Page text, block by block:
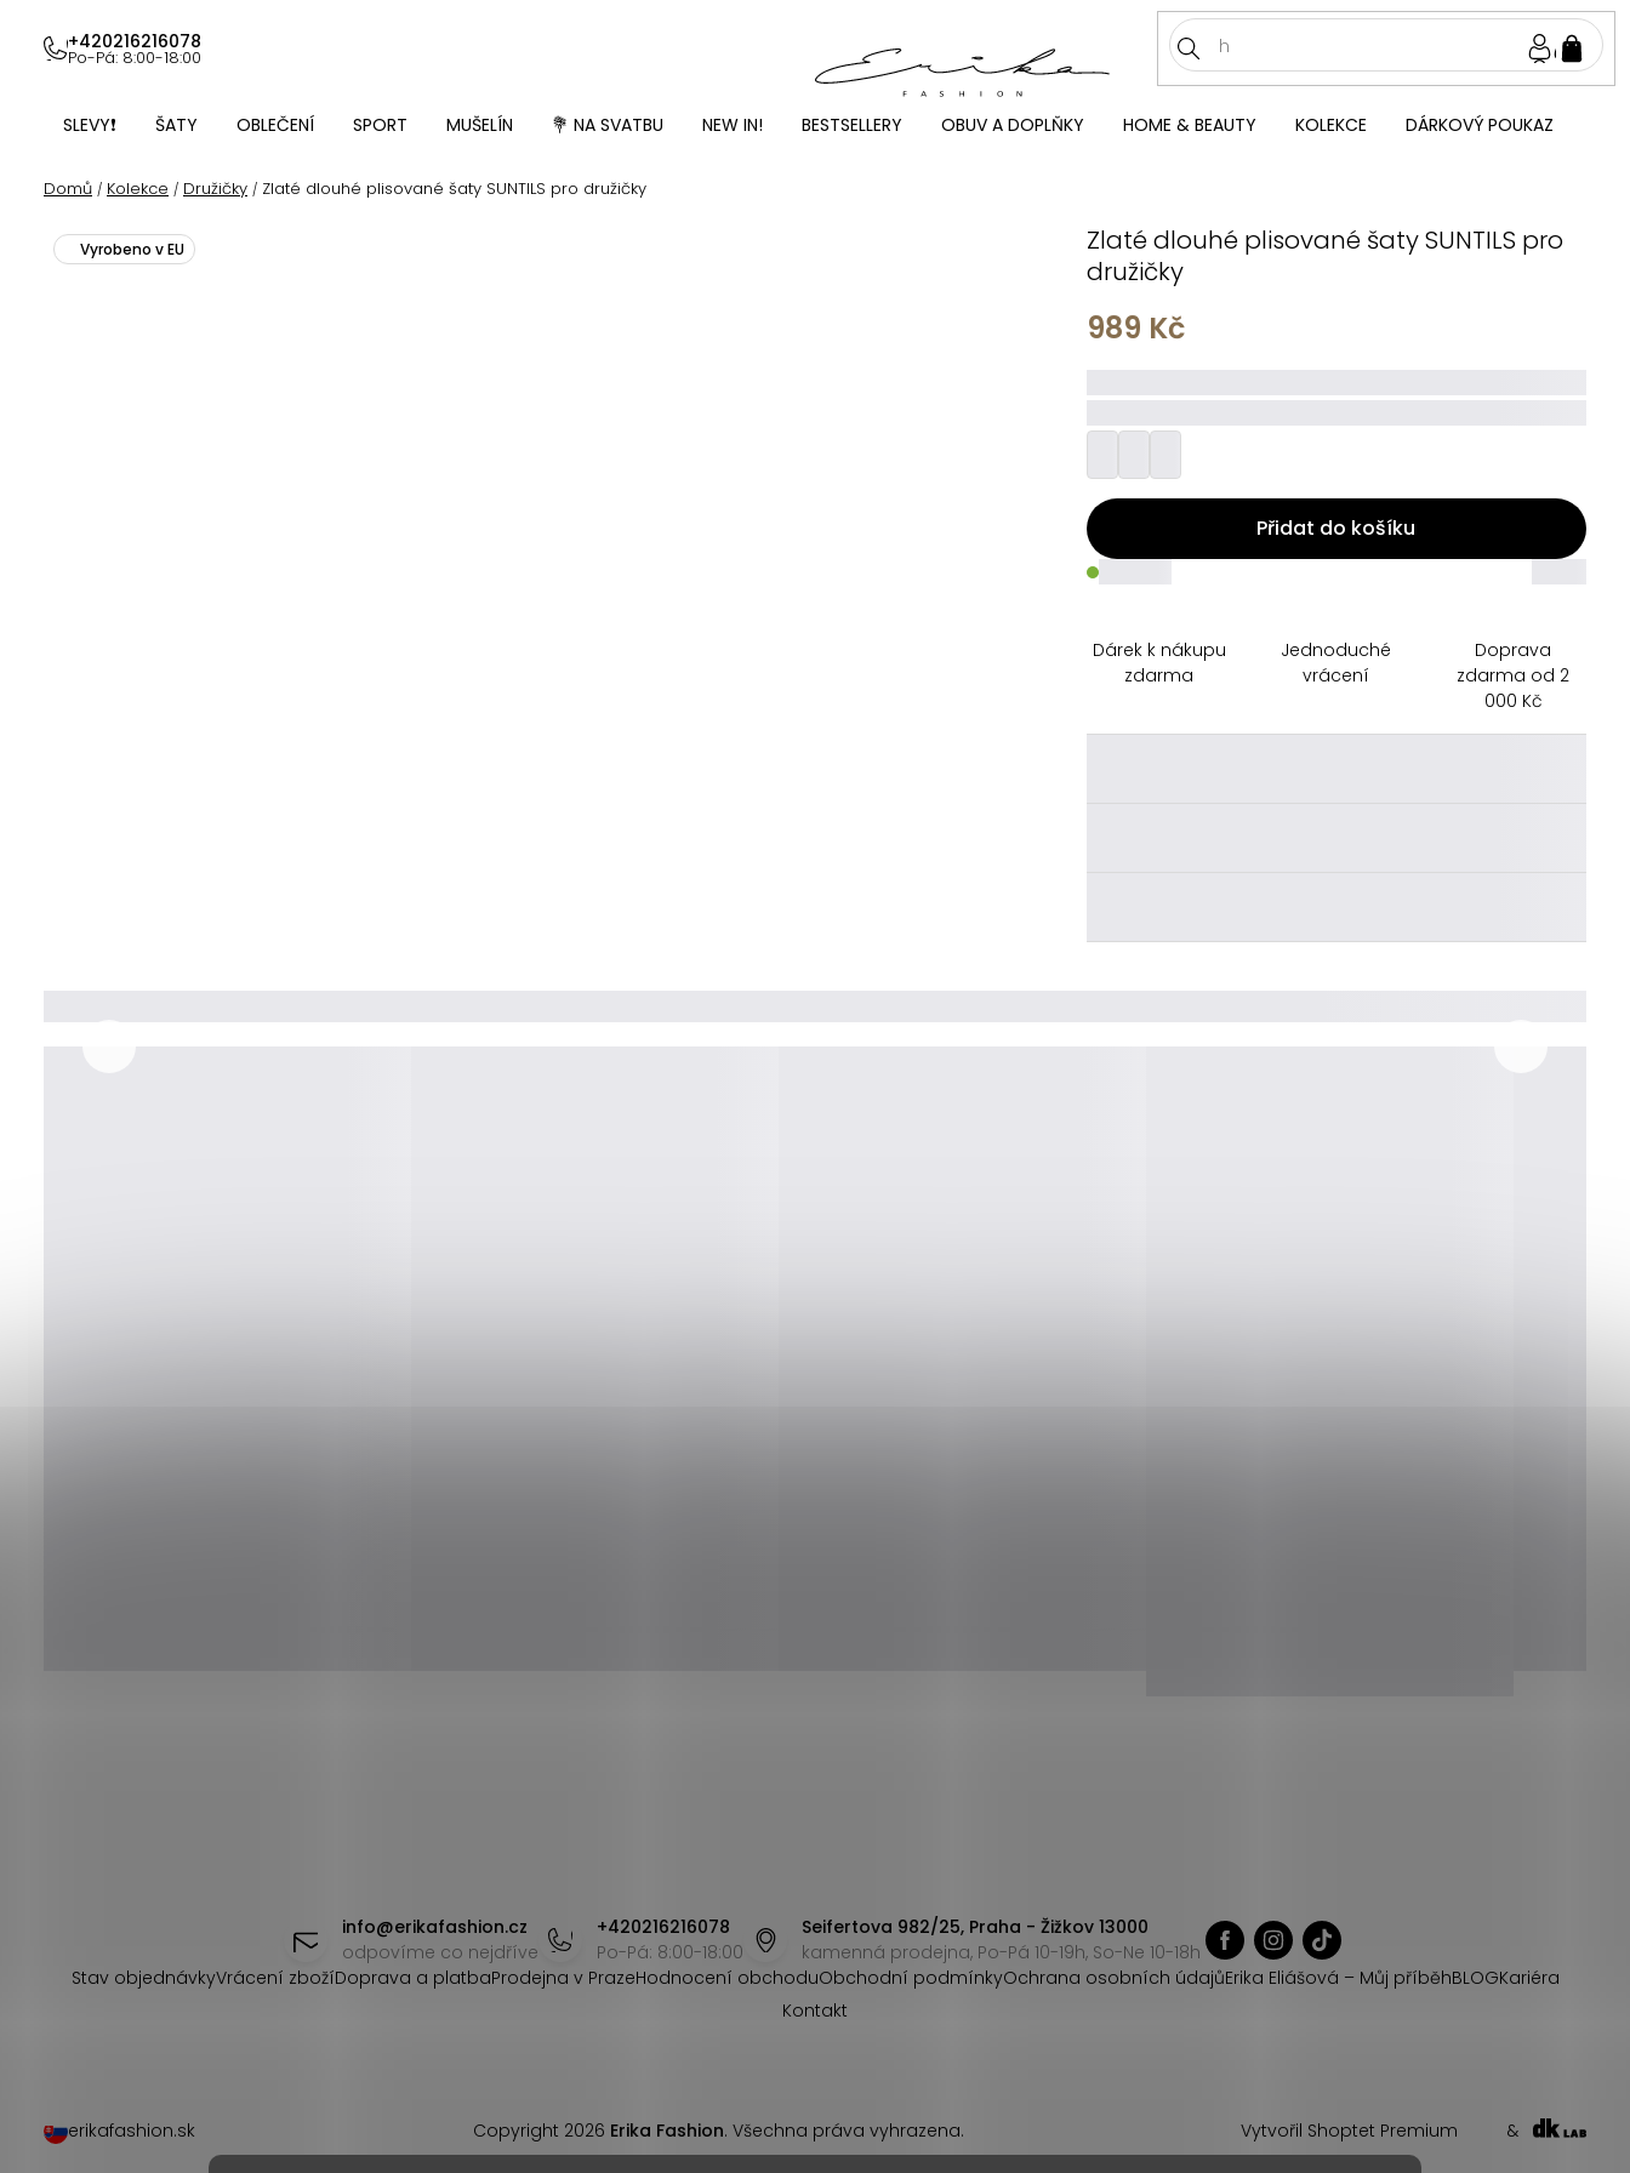
obsah
+420216216078
Po-Pá: 8:00-18:00
SLEVY❗ ŠATY OBLEČENÍ SPORT MUŠELÍN 💐 NA SVATBU NEW IN! BESTSELLERY OBUV A DOPLŇKY HOME & BEAUTY KOLEKCE DÁRKOVÝ POUKAZ
Domů / Kolekce / Družičky / Zlaté dlouhé plisované šaty SUNTILS pro družičky
Zlaté dlouhé plisované šaty SUNTILS pro
družičky
Vyrobeno v EU
989 Kč
Přidat do košíku
_____
Dárek k nákupu
zdarma
Jednoduché
vrácení
Doprava
zdarma od 2
000 Kč
info@erikafashion.cz
odpovíme co nejdříve
+420216216078
Po-Pá: 8:00-18:00
Seifertova 982/25, Praha - Žižkov 13000
kamenná prodejna, Po-Pá 10-19h, So-Ne 10-18h
Stav objednávkyVrácení zbožíDoprava a platbaProdejna v PrazeHodnocení obchoduObchodní podmínkyOchrana osobních údajůErika Eliášová – Můj příběhBLOGKariéra
Kontakt
Vytvořil Shoptet Premium &
Copyright 2026 Erika Fashion. Všechna práva vyhrazena.
erikafashion.sk